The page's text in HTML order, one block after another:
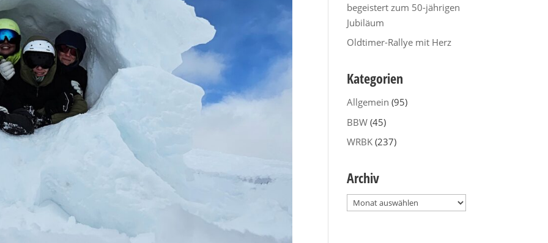
begeistert zum 50-jährigen
Jubiläum
Oldtimer-Rallye mit Herz
Kategorien
Allgemein (95)
BBW (45)
WRBK (237)
Archiv
Archiv